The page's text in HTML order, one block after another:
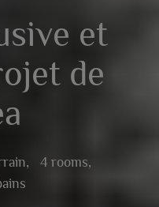
et
de
4 rooms,